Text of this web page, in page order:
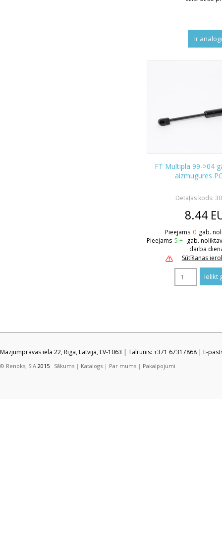
Ir analogi
FT Multipla 99->04
aizmugures
Detaļas kods:
8.44
Pieejams 0 gab.
Pieejams 5 + gab.
darba
Sūtīšanas
Mazjumpravas iela 22, Rīga, Latvija, LV-1063 | Tālrunis: +371 67317868 | E-
© Renoks, SIA 2015 Sākums | Katalogs | Par mums | Pakalpojumi